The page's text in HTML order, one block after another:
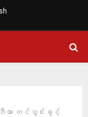
ာ တင်သွင်းခွင့်